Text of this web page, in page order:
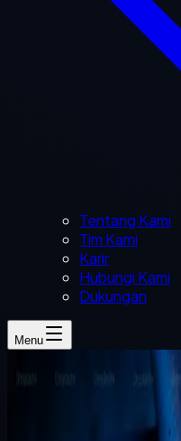
Tentang Kami
Tim Kami
Karir
Hubungi Kami
Dukungan
Menu
stok kustom
stok bisnis